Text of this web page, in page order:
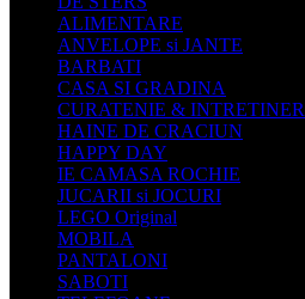
ALIMENTARE
ANVELOPE si JANTE
BARBATI
CASA SI GRADINA
CURATENIE &
HAINE DE CRACIUN
HAPPY DAY
IE CAMASA ROCHIE
JUCARII si JOCURI
LEGO Original
MOBILA
PANTALONI
SABOTI